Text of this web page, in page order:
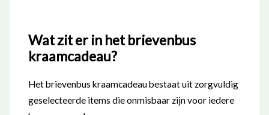
Wat zit er in het brievenbus
kraamcadeau?
Het brievenbus kraamcadeau bestaat uit zorgvuldig
geselecteerde items die onmisbaar zijn voor iedere